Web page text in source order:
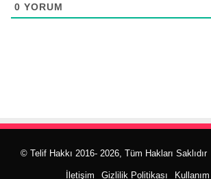
0 YORUM
© Telif Hakkı 2016- 2026, Tüm Hakları
İletişim Gizlilik Politikası